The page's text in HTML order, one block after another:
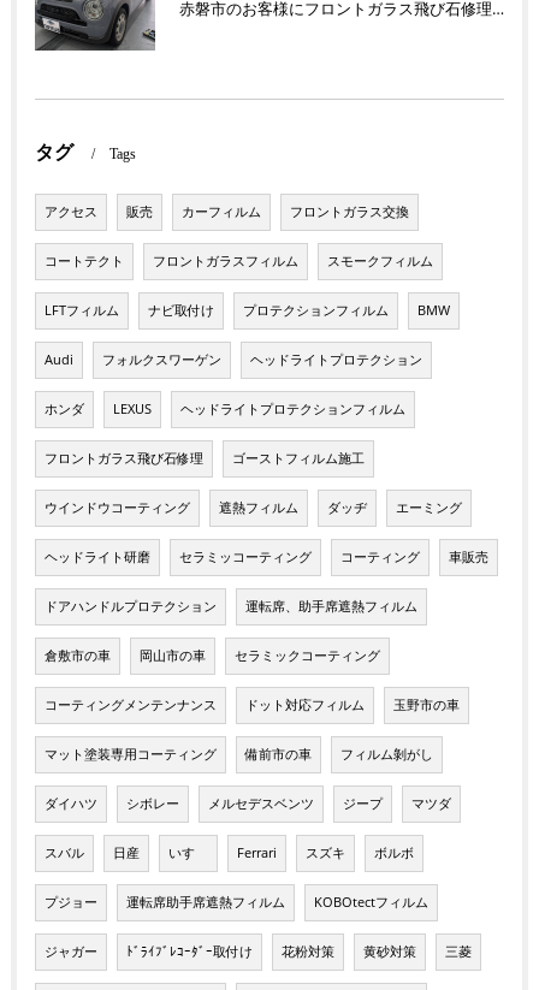
赤磐市のお客様にフロントガラス飛び石修理 ラパン【nexus株式会社】
タグ Tags
アクセス 販売 カーフィルム フロントガラス交換
コートテクト フロントガラスフィルム スモークフィルム
LFTフィルム ナビ取付け プロテクションフィルム BMW
Audi フォルクスワーゲン ヘッドライトプロテクション
ホンダ LEXUS ヘッドライトプロテクションフィルム
フロントガラス飛び石修理 ゴーストフィルム施工
ウインドウコーティング 遮熱フィルム ダッヂ エーミング
ヘッドライト研磨 セラミッコーティング コーティング 車販売
ドアハンドルプロテクション 運転席、助手席遮熱フィルム
倉敷市の車 岡山市の車 セラミックコーティング
コーティングメンテンナンス ドット対応フィルム 玉野市の車
マット塗装専用コーティング 備前市の車 フィルム剝がし
ダイハツ シボレー メルセデスベンツ ジープ マツダ
スバル 日産 いすゞ Ferrari スズキ ボルボ
プジョー 運転席助手席遮熱フィルム KOBOtectフィルム
ジャガー ﾄﾞﾗｲﾌﾞﾚｺｰﾀﾞｰ取付け 花粉対策 黄砂対策 三菱